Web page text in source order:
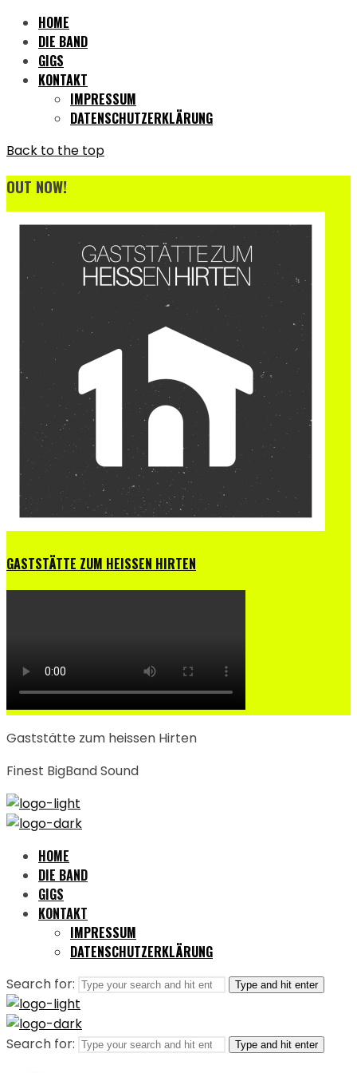
HOME
DIE BAND
GIGS
KONTAKT
IMPRESSUM
DATENSCHUTZERKLÄRUNG
Back to the top
OUT NOW!
GASTSTÄTTE ZUM HEISSEN HIRTEN
Gaststätte zum heissen Hirten
Finest BigBand Sound
HOME
DIE BAND
GIGS
KONTAKT
IMPRESSUM
DATENSCHUTZERKLÄRUNG
Search for: Type and hit enter
Search for: Type and hit enter